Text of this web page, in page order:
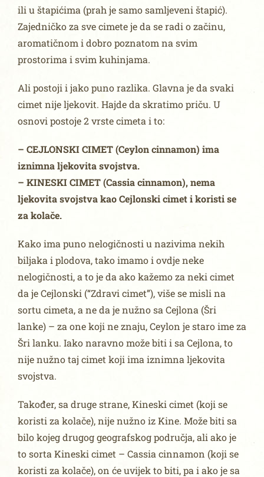
ili u štapićima (prah je samo samljeveni štapić).
Zajedničko za sve cimete je da se radi o začinu,
aromatičnom i dobro poznatom na svim
prostorima i svim kuhinjama.
Ali postoji i jako puno razlika. Glavna je da svaki
cimet nije ljekovit. Hajde da skratimo priču. U
osnovi postoje 2 vrste cimeta i to:
– CEJLONSKI CIMET (Ceylon cinnamon) ima
iznimna ljekovita svojstva.
– KINESKI CIMET (Cassia cinnamon), nema
ljekovita svojstva kao Cejlonski cimet i koristi se
za kolače.
Kako ima puno nelogičnosti u nazivima nekih
biljaka i plodova, tako imamo i ovdje neke
nelogičnosti, a to je da ako kažemo za neki cimet
da je Cejlonski (“Zdravi cimet”), više se misli na
sortu cimeta, a ne da je nužno sa Cejlona (Šri
lanke) – za one koji ne znaju, Ceylon je staro ime za
Šri lanku. Iako naravno može biti i sa Cejlona, to
nije nužno taj cimet koji ima iznimna ljekovita
svojstva.
Također, sa druge strane, Kineski cimet (koji se
koristi za kolače), nije nužno iz Kine. Može biti sa
bilo kojeg drugog geografskog područja, ali ako je
to sorta Kineski cimet – Cassia cinnamon (koji se
koristi za kolače), on će uvijek to biti, pa i ako je sa